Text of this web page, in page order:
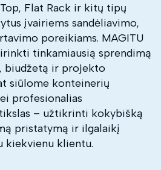
Flat Rack ir kitų tipų
įvairiems sandėliavimo,
poreikiams. MAGITU
tinkamiausią sprendimą
biudžetą ir projekto
siūlome konteinerių
profesionalias
– užtikrinti kokybišką
pristatymą ir ilgalaikį
kiekvienu klientu.